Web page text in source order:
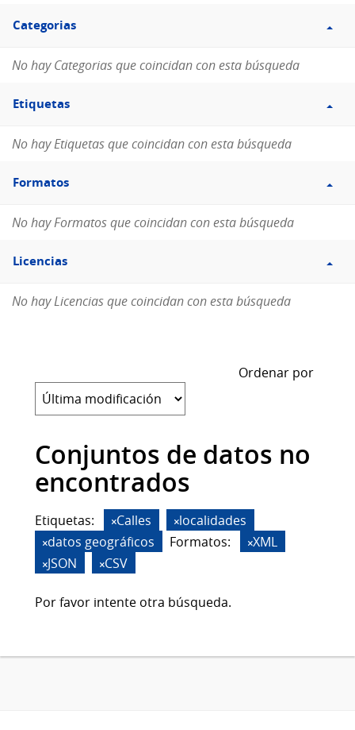
Filtro
Categorias
Categorias
No hay Categorias que coincidan con esta búsqueda
Filtro
Etiquetas
Etiquetas
No hay Etiquetas que coincidan con esta búsqueda
Filtro
Formatos
Formatos
No hay Formatos que coincidan con esta búsqueda
Filtro
Licencias
Licencias
No hay Licencias que coincidan con esta búsqueda
Ordenar por
Conjuntos de datos no
encontrados
Etiquetas: Calles
localidades
datos geográficos
Formatos:
XML
JSON
CSV
Por favor intente otra búsqueda.